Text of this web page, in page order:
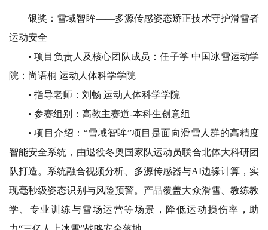
银奖：雪域智眸——多源传感姿态矫正技术守护滑雪者
运动安全
• 项目负责人及核心团队成员：任子筝 中国冰雪运动学
院； 尚语桐 运动人体科学学院
• 指导老师： 刘畅 运动人体科学学院
• 参赛组别： 高教主赛道-本科生创意组
• 项目介绍： “雪域智眸”项目是面向滑雪人群的高精度
智能安全系统，由退役冬奥国家队运动员联合北体大科研团
队打造。系统融合视频分析、多源传感器与AI边缘计算，实
现毫秒级姿态识别与风险预警。产品覆盖大众滑雪、教练教
学、专业训练与雪场运营等场景，降低运动损伤率，助